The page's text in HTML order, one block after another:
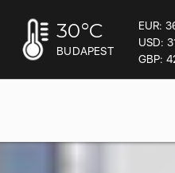
30°C
BUDAPEST
EUR:
USD:
GBP: